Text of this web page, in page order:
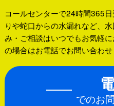
コールセンターで24時間365
りや蛇口からの水漏れなど、
み・ご相談はいつでもお気軽
の場合はお電話でお問い合わせ
でのお